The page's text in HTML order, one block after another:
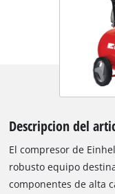
Descripcion del
El compresor de
robusto equipo
componentes de alta